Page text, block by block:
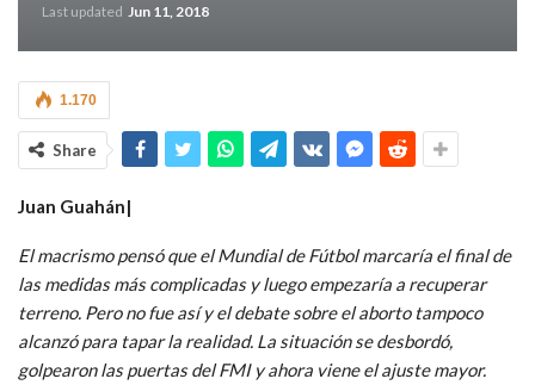
Last updated Jun 11, 2018
1.170
Share
Juan Guahán|
El macrismo pensó que el Mundial de Fútbol marcaría el final de
las medidas más complicadas y luego empezaría a recuperar
terreno. Pero no fue así y el debate sobre el aborto tampoco
alcanzó para tapar la realidad. La situación se desbordó,
golpearon las puertas del FMI y ahora viene el ajuste mayor.